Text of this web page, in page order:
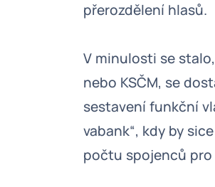
přerozdělení hlasů.
V minulosti se
nebo KSČM, se
sestavení funkční
vabank“, kdy by
počtu spojenců